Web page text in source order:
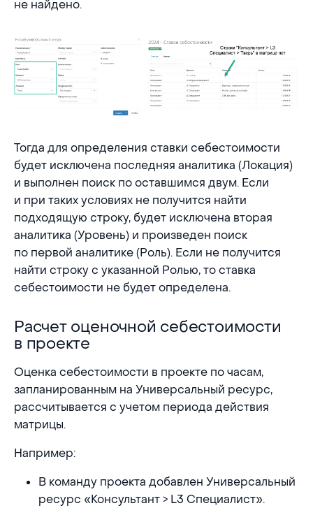
не найдено.
Тогда для определения ставки себестоимости
будет исключена последняя аналитика (Локация)
и выполнен поиск по оставшимся двум. Если
и при таких условиях не получится найти
подходящую строку, будет исключена вторая
аналитика (Уровень) и произведен поиск
по первой аналитике (Роль). Если не получится
найти строку с указанной Ролью, то ставка
себестоимости не будет определена.
Расчет оценочной себестоимости в проекте
Расчет оценочной себестоимости
в проекте
Оценка себестоимости в проекте по часам,
запланированным на Универсальный ресурс,
рассчитывается с учетом периода действия
матрицы.
Например:
В команду проекта добавлен Универсальный
ресурс «Консультант > L3 Специалист».